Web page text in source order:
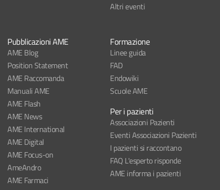
Altri eventi
Pubblicazioni AME
AME Blog
Position Statement
AME Raccomanda
Manuali AME
AME Flash
AME News
AME International
AME Digital
AME Focus-on
AmeAndro
AME Farmaci
Formazione
Linee guida
FAD
Endowiki
Scuole AME
Per i pazienti
Associazioni Pazienti
Eventi Associazioni Pazienti
I pazienti si raccontano
FAQ L'esperto risponde
AME informa i pazienti